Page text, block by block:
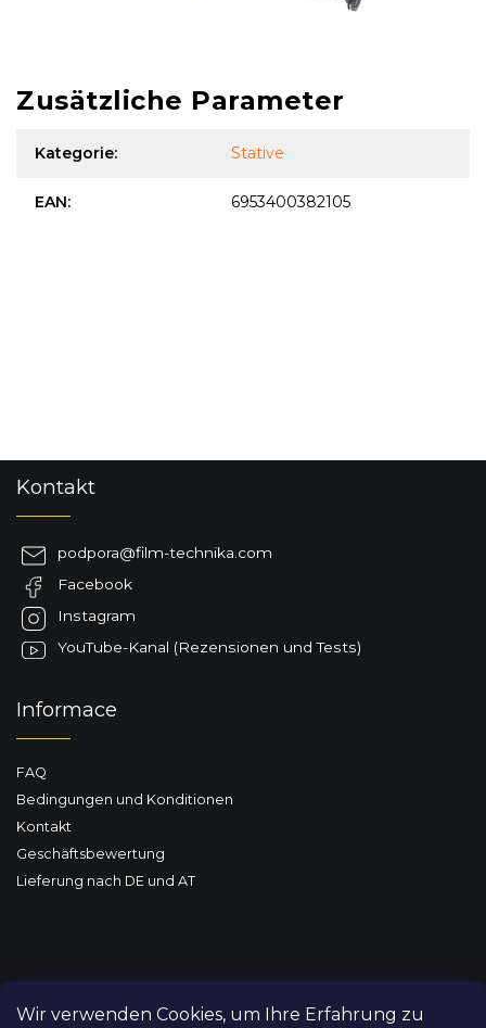
Wir verwenden Cookies, um Ihre Erfahrung zu
Zusätzliche Parameter
Kategorie: Stative
EAN: 6953400382105
Kontakt
podpora@film-technika.com
Facebook
Instagram
YouTube-Kanal (Rezensionen und Tests)
Informace
FAQ
Bedingungen und Konditionen
Kontakt
Geschäftsbewertung
Lieferung nach DE und AT